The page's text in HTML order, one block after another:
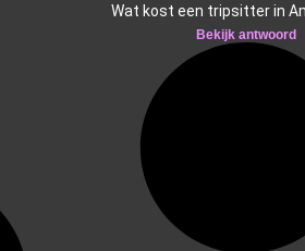
Wat kost een tripsitter in
Bekijk antwoord